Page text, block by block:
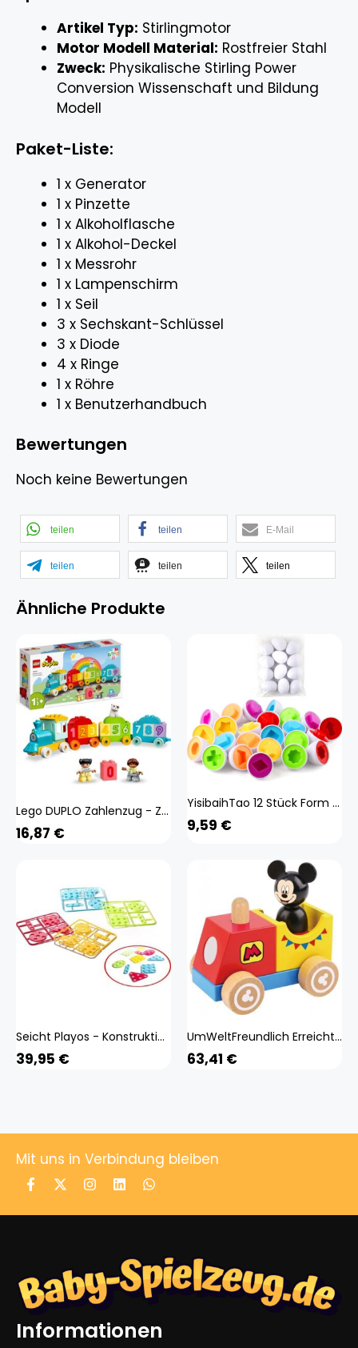
Artikel Typ: Stirlingmotor
Motor Modell Material: Rostfreier Stahl
Zweck: Physikalische Stirling Power
Conversion Wissenschaft und Bildung
Modell
Paket-Liste:
1 x Generator
1 x Pinzette
1 x Alkoholflasche
1 x Alkohol-Deckel
1 x Messrohr
1 x Lampenschirm
1 x Seil
3 x Sechskant-Schlüssel
3 x Diode
4 x Ringe
1 x Röhre
1 x Benutzerhandbuch
Bewertungen
Noch keine Bewertungen
teilen teilen E-Mail
teilen teilen teilen
Ähnliche Produkte
Lego DUPLO Zahlenzug - Zählen lernen, Zug Spielzeug, Lernspielzeug für Kinder ab 1, 5 Jahren, Baby Spielzeug für Mädchen und Jungen 10954
16,87 €
YisibaihTao 12 Stück Form und Farbe Passende Eier Osterei Spielzeug Lernspielzeug für Kinder, Form
9,59 €
Seicht Playos - Konstruktionsspielzeug - 237 Teile - Mit Schraubendreher - Muster - Bauen - Konstruktionsspielzeug - Montessori-Spielzeug - Lernspielzeug - Zusammenbau - Technik - MINT-Spielzeug
39,95 €
UmWeltFreundlich Erreicht mit Farbe auf Wasserbase Solid Qualität für Langfristige Nuttzung Stimt Die Allgemeine entwicklung Mehr als nur Spielzeug! Lernspielzeug ist für die Gesamtentwicklung von wesentlicher Bedeutung. Die Entwicklungsaspekte in dieser
63,41 €
Mit uns in Verbindung bleiben
Informationen